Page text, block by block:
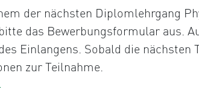
der nächsten Diplomlehrgang
das Bewerbungsformular aus.
Einlangens. Sobald die
zur Teilnahme.